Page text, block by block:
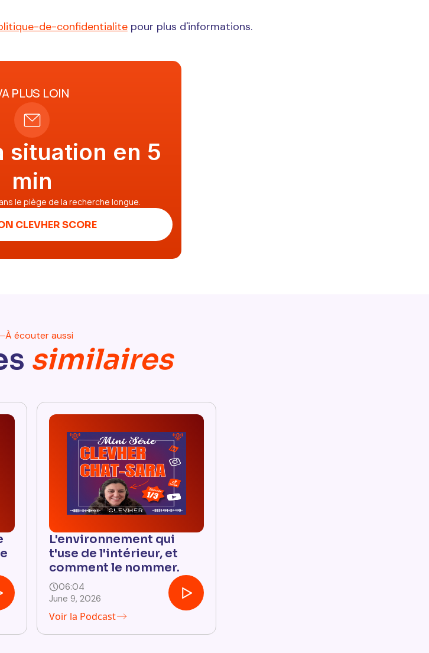
de-confidentialitepour plus d'informations.
PLUS LOIN
situation en 5
min
le piège de la recherche longue.
CLEVHER SCORE
À écouter aussi
similaires
L'environnement qui
t'use de l'intérieur, et
comment le nommer.
06:04
June 9, 2026
Voir la Podcast